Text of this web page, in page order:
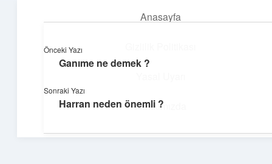
Anasayfa
Hakkımızda
Güncel paylaşımlar ve ilginç keşiflerle dolu içerikler.
Önceki Yazı
Ganıme ne demek ?
Sonraki Yazı
Harran neden önemli ?